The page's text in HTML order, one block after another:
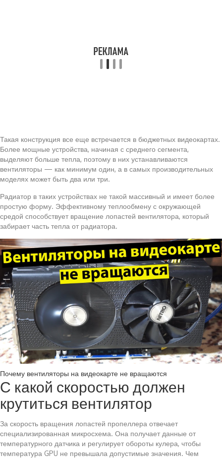
Такая конструкция все еще встречается в бюджетных видеокартах.
Более мощные устройства, начиная с среднего сегмента,
выделяют больше тепла, поэтому в них устанавливаются
вентиляторы — как минимум один, а в самых производительных
моделях может быть два или три.
Радиатор в таких устройствах не такой массивный и имеет более
простую форму. Эффективному теплообмену с окружающей
средой способствует вращение лопастей вентилятора, который
забирает часть тепла от радиатора.
Почему вентиляторы на видеокарте не вращаются
С какой скоростью должен
крутиться вентилятор
За скорость вращения лопастей пропеллера отвечает
специализированная микросхема. Она получает данные от
температурного датчика и регулирует обороты кулера, чтобы
температура GPU не превышала допустимые значения. Чем